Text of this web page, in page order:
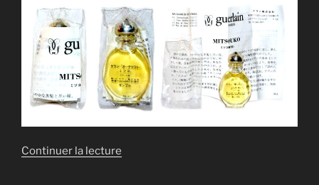
Continuer la lecture